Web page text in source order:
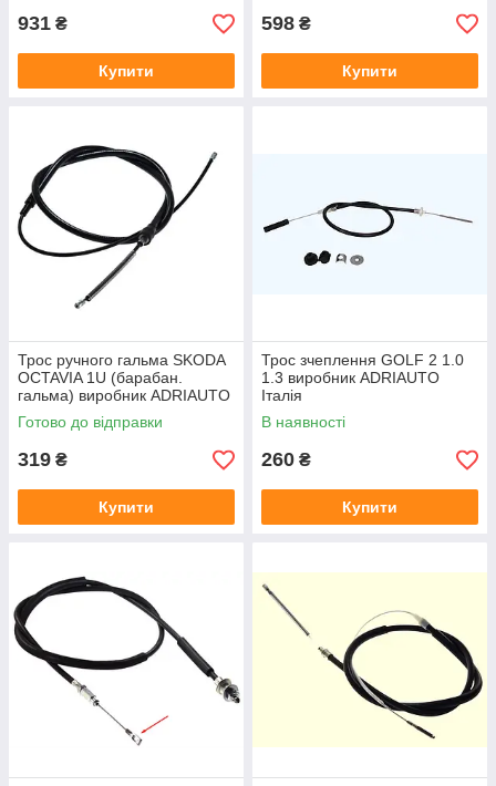
931 ₴
Купити
598 ₴
Купити
Трос ручного гальма SKODA
OCTAVIA 1U (барабан.
гальма) виробник ADRIAUTO
Італія
Готово до відправки
319 ₴
Купити
Трос зчеплення GOLF 2 1.0
1.3 виробник ADRIAUTO
Італія
В наявності
260 ₴
Купити